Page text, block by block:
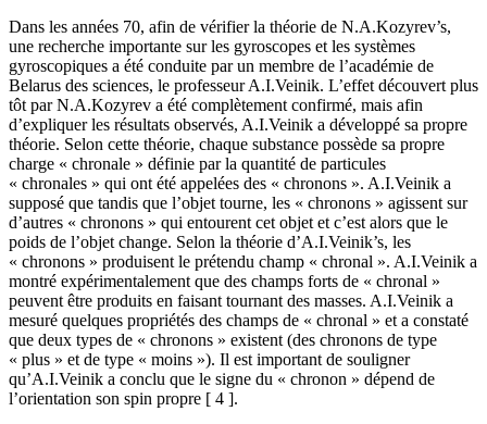
Dans les années 70, afin de vérifier la théorie de N.A.Kozyrev’s,
une recherche importante sur les gyroscopes et les systèmes
gyroscopiques a été conduite par un membre de l’académie de
Belarus des sciences, le professeur A.I.Veinik. L’effet découvert plus
tôt par N.A.Kozyrev a été complètement confirmé, mais afin
d’expliquer les résultats observés, A.I.Veinik a développé sa propre
théorie. Selon cette théorie, chaque substance possède sa propre
charge « chronale » définie par la quantité de particules
« chronales » qui ont été appelées des « chronons ». A.I.Veinik a
supposé que tandis que l’objet tourne, les « chronons » agissent sur
d’autres « chronons » qui entourent cet objet et c’est alors que le
poids de l’objet change. Selon la théorie d’A.I.Veinik’s, les
« chronons » produisent le prétendu champ « chronal ». A.I.Veinik a
montré expérimentalement que des champs forts de « chronal »
peuvent être produits en faisant tournant des masses. A.I.Veinik a
mesuré quelques propriétés des champs de « chronal » et a constaté
que deux types de « chronons » existent (des chronons de type
« plus » et de type « moins »). Il est important de souligner
qu’A.I.Veinik a conclu que le signe du « chronon » dépend de
l’orientation son spin propre [ 4 ].